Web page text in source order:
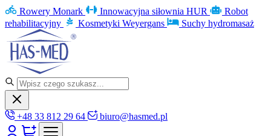
Rowery Monark Innowacyjna siłownia HUR
Robot
rehabilitacyjny
Kosmetyki Weyergans Suchy hydromasaż
+48 33 812 29 64 biuro@hasmed.pl